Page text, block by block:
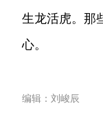
生龙活虎。那
心。
编辑：刘峻辰